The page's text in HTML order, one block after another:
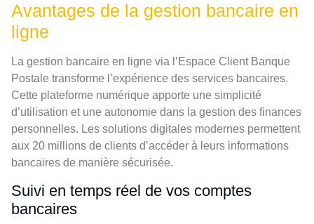
Avantages de la gestion bancaire en
ligne
La gestion bancaire en ligne via l’Espace Client Banque
Postale transforme l’expérience des services bancaires.
Cette plateforme numérique apporte une simplicité
d’utilisation et une autonomie dans la gestion des finances
personnelles. Les solutions digitales modernes permettent
aux 20 millions de clients d’accéder à leurs informations
bancaires de manière sécurisée.
Suivi en temps réel de vos comptes
bancaires